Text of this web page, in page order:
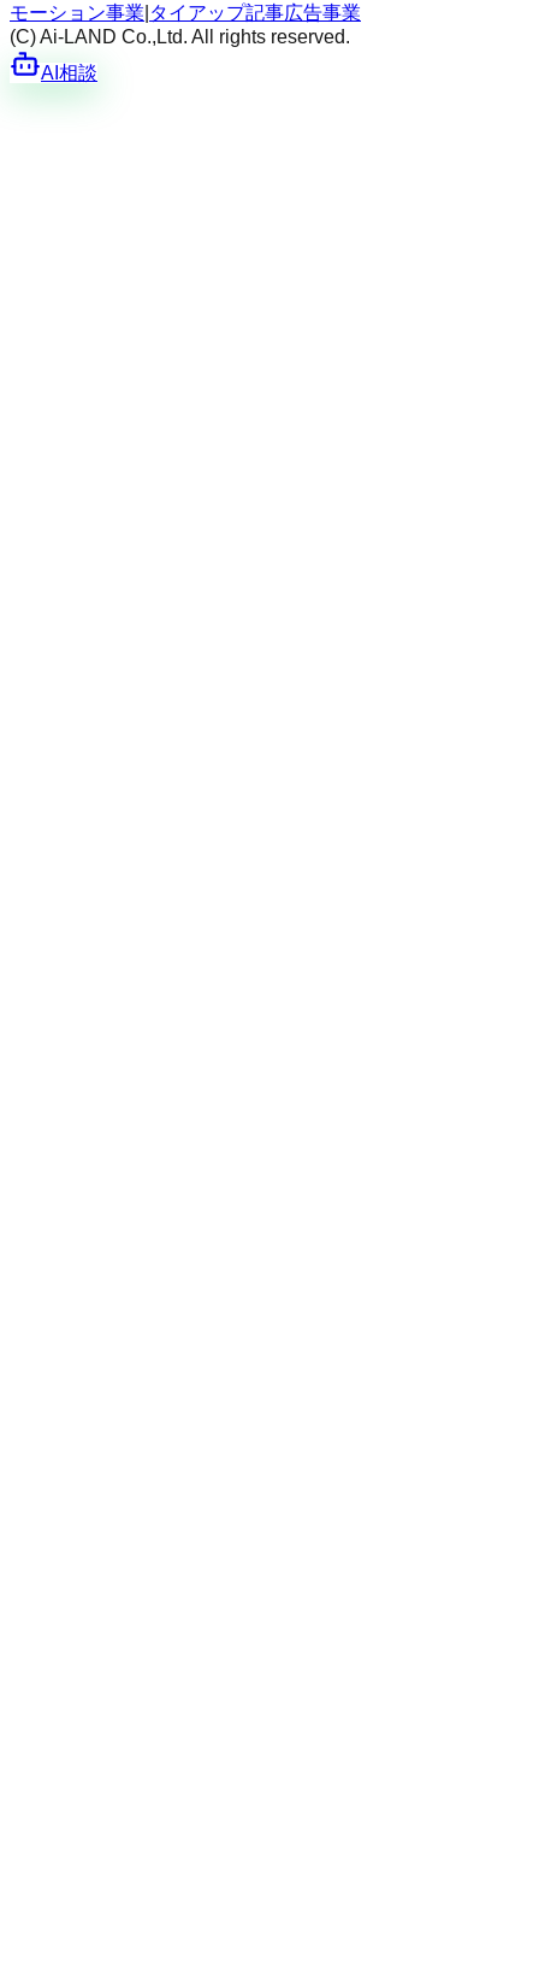
モーション事業 タイアップ記事広告事業
(C) Ai-LAND Co.,Ltd. All rights reserved.
AI相談